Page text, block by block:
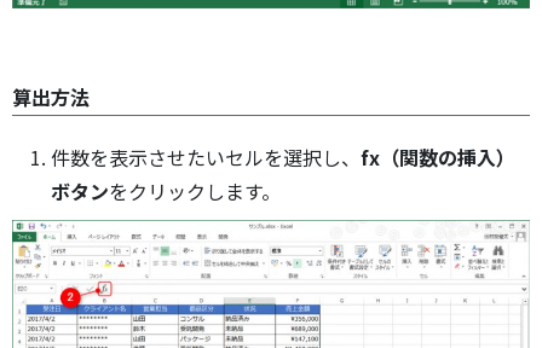
算出方法
件数を表示させたいセルを選択し、 fx（関数の挿入）
ボタンをクリックします。